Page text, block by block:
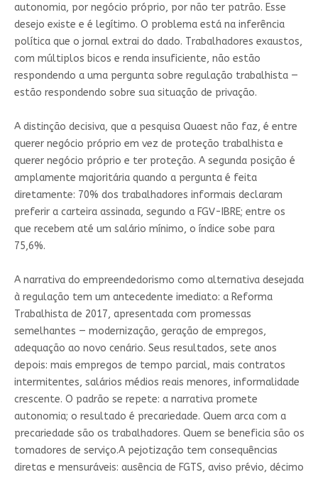
autonomia, por negócio próprio, por não ter patrão. Esse
desejo existe e é legítimo. O problema está na inferência
política que o jornal extrai do dado. Trabalhadores exaustos,
com múltiplos bicos e renda insuficiente, não estão
respondendo a uma pergunta sobre regulação trabalhista —
estão respondendo sobre sua situação de privação.
A distinção decisiva, que a pesquisa Quaest não faz, é entre
querer negócio próprio em vez de proteção trabalhista e
querer negócio próprio e ter proteção. A segunda posição é
amplamente majoritária quando a pergunta é feita
diretamente: 70% dos trabalhadores informais declaram
preferir a carteira assinada, segundo a FGV-IBRE; entre os
que recebem até um salário mínimo, o índice sobe para
75,6%.
A narrativa do empreendedorismo como alternativa desejada
à regulação tem um antecedente imediato: a Reforma
Trabalhista de 2017, apresentada com promessas
semelhantes — modernização, geração de empregos,
adequação ao novo cenário. Seus resultados, sete anos
depois: mais empregos de tempo parcial, mais contratos
intermitentes, salários médios reais menores, informalidade
crescente. O padrão se repete: a narrativa promete
autonomia; o resultado é precariedade. Quem arca com a
precariedade são os trabalhadores. Quem se beneficia são os
tomadores de serviço.A pejotização tem consequências
diretas e mensuráveis: ausência de FGTS, aviso prévio, décimo